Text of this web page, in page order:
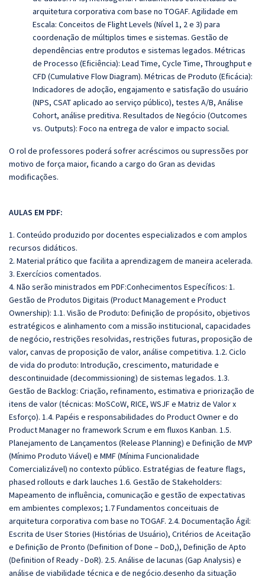
arquitetura corporativa com base no TOGAF. Agilidade em
Escala: Conceitos de Flight Levels (Nível 1, 2 e 3) para
coordenação de múltiplos times e sistemas. Gestão de
dependências entre produtos e sistemas legados. Métricas
de Processo (Eficiência): Lead Time, Cycle Time, Throughput e
CFD (Cumulative Flow Diagram). Métricas de Produto (Eficácia):
Indicadores de adoção, engajamento e satisfação do usuário
(NPS, CSAT aplicado ao serviço público), testes A/B, Análise
Cohort, análise preditiva. Resultados de Negócio (Outcomes
vs. Outputs): Foco na entrega de valor e impacto social.
O rol de professores poderá sofrer acréscimos ou supressões por
motivo de força maior, ficando a cargo do Gran as devidas
modificações.
AULAS EM PDF:
1. Conteúdo produzido por docentes especializados e com amplos
recursos didáticos.
2. Material prático que facilita a aprendizagem de maneira acelerada.
3. Exercícios comentados.
4. Não serão ministrados em PDF:Conhecimentos Específicos: 1.
Gestão de Produtos Digitais (Product Management e Product
Ownership): 1.1. Visão de Produto: Definição de propósito, objetivos
estratégicos e alinhamento com a missão institucional, capacidades
de negócio, restrições resolvidas, restrições futuras, proposição de
valor, canvas de proposição de valor, análise competitiva. 1.2. Ciclo
de vida do produto: Introdução, crescimento, maturidade e
descontinuidade (decommissioning) de sistemas legados. 1.3.
Gestão de Backlog: Criação, refinamento, estimativa e priorização de
itens de valor (técnicas: MoSCoW, RICE, WSJF e Matriz de Valor x
Esforço). 1.4. Papéis e responsabilidades do Product Owner e do
Product Manager no framework Scrum e em fluxos Kanban. 1.5.
Planejamento de Lançamentos (Release Planning) e Definição de MVP
(Mínimo Produto Viável) e MMF (Mínima Funcionalidade
Comercializável) no contexto público. Estratégias de feature flags,
phased rollouts e dark lauches 1.6. Gestão de Stakeholders:
Mapeamento de influência, comunicação e gestão de expectativas
em ambientes complexos; 1.7 Fundamentos conceituais de
arquitetura corporativa com base no TOGAF. 2.4. Documentação Ágil:
Escrita de User Stories (Histórias de Usuário), Critérios de Aceitação
e Definição de Pronto (Definition of Done – DoD,), Definição de Apto
(Definition of Ready - DoR). 2.5. Análise de lacunas (Gap Analysis) e
análise de viabilidade técnica e de negócio.desenho da situação